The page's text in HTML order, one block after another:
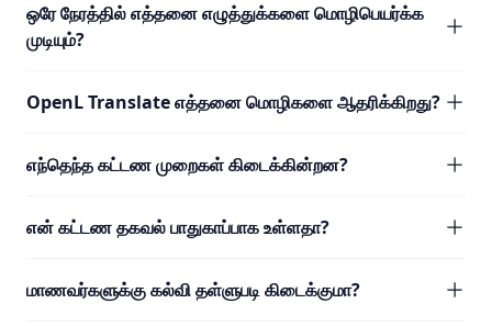
ஒரே நேரத்தில் எத்தனை எழுத்துக்களை மொழிபெயர்க்க
முடியும்?
OpenL Translate எத்தனை மொழிகளை ஆதரிக்கிறது?
எந்தெந்த கட்டண முறைகள் கிடைக்கின்றன?
என் கட்டண தகவல் பாதுகாப்பாக உள்ளதா?
மாணவர்களுக்கு கல்வி தள்ளுபடி கிடைக்குமா?